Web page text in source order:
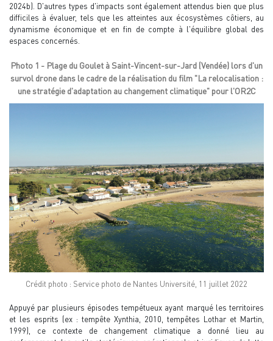
2024b). D'autres types d'impacts sont également attendus bien que plus
difficiles à évaluer, tels que les atteintes aux écosystèmes côtiers, au
dynamisme économique et en fin de compte à l'équilibre global des
espaces concernés.
Photo 1 - Plage du Goulet à Saint-Vincent-sur-Jard (Vendée) lors d'un
survol drone dans le cadre de la réalisation du film "La relocalisation :
une stratégie d'adaptation au changement climatique" pour l'OR2C
Crédit photo : Service photo de Nantes Université, 11 juillet 2022
Appuyé par plusieurs épisodes tempétueux ayant marqué les territoires
et les esprits (ex : tempête Xynthia, 2010, tempêtes Lothar et Martin,
1999), ce contexte de changement climatique a donné lieu au